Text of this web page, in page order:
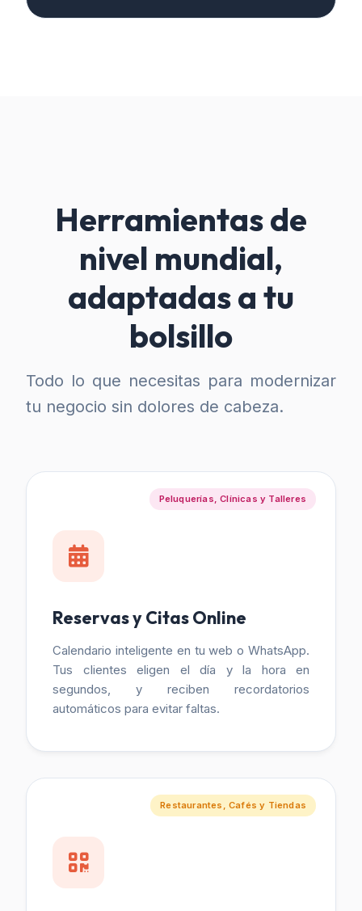
Herramientas de
nivel mundial,
adaptadas a tu
bolsillo
Todo lo que necesitas para modernizar
tu negocio sin dolores de cabeza.
Peluquerías, Clínicas y Talleres
Reservas y Citas Online
Calendario inteligente en tu web o WhatsApp.
Tus clientes eligen el día y la hora en
segundos, y reciben recordatorios
automáticos para evitar faltas.
Restaurantes, Cafés y Tiendas